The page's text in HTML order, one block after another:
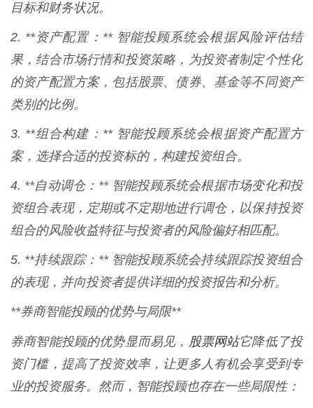
目标和财务状况。
2. **资产配置：** 智能投顾系统会根据风险评估结
果，结合市场行情和投资策略，为投资者制定个性化
的资产配置方案，包括股票、债券、基金等不同资产
类别的比例。
3. **组合构建：** 智能投顾系统会根据资产配置方
案，选择合适的投资标的，构建投资组合。
4. **自动调仓：** 智能投顾系统会根据市场变化和投
资组合表现，定期或不定期地进行调仓，以保持投资
组合的风险收益特征与投资者的风险偏好相匹配。
5. **持续跟踪：** 智能投顾系统会持续跟踪投资组合
的表现，并向投资者提供详细的投资报告和分析。
**券商智能投顾的优势与局限**
券商智能投顾的优势显而易见， 股票网站它降低了投
资门槛，提高了投资效率，让更多人有机会享受到专
业的投资服务。然而，智能投顾也存在一些局限性：